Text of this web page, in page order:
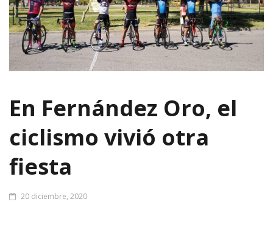
En Fernández Oro, el
ciclismo vivió otra
fiesta
20 diciembre, 2020